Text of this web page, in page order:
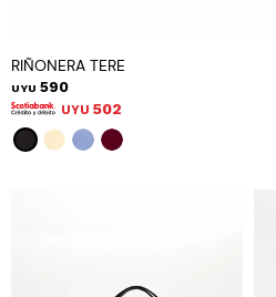
RIÑONERA TERE
UYU 590
UYU 502